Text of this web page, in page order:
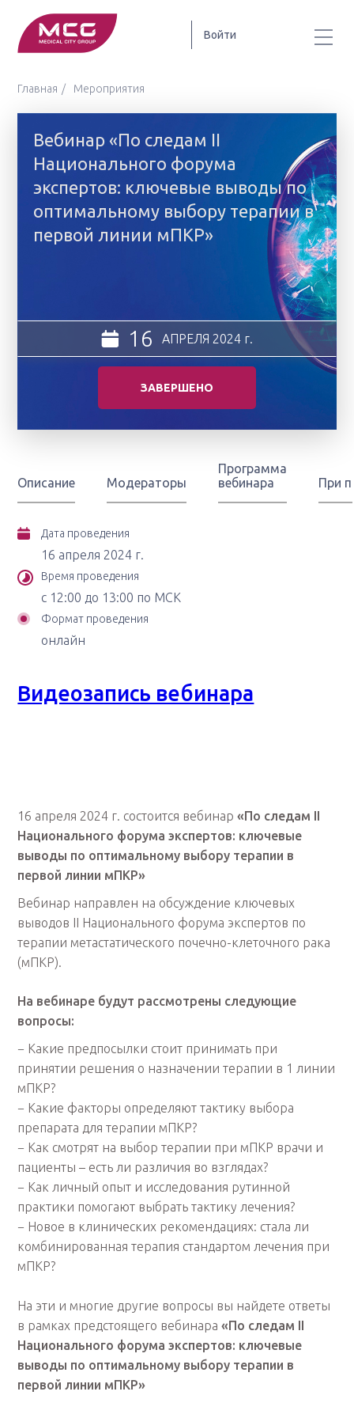
Войти
Главная Мероприятия
Вебинар «По следам II
Национального форума
экспертов: ключевые выводы по
оптимальному выбору терапии в
первой линии мПКР»
ЗАВЕРШЕНО
16 АПРЕЛЯ 2024 г.
Описание Модераторы
Программа
вебинара
При
Дата проведения
16 апреля 2024 г.
Время проведения
с 12:00 до 13:00 по МСК
Формат проведения
онлайн
Видеозапись вебинара
16 апреля 2024 г. состоится вебинар«По следам II
Национального форума экспертов: ключевые
выводы по оптимальному выбору терапии в
первой линии мПКР»
Вебинар направлен на обсуждение ключевых
выводов II Национального форума экспертов по
терапии метастатического почечно-клеточного рака
(мПКР).
На вебинаре будут рассмотрены следующие
вопросы:
− Какие предпосылки стоит принимать при
принятии решения о назначении терапии в 1 линии
мПКР?
− Какие факторы определяют тактику выбора
препарата для терапии мПКР?
− Как смотрят на выбор терапии при мПКР врачи и
пациенты – есть ли различия во взглядах?
− Как личный опыт и исследования рутинной
практики помогают выбрать тактику лечения?
− Новое в клинических рекомендациях: стала ли
комбинированная терапия стандартом лечения при
мПКР?
На эти и многие другие вопросы вы найдете ответы
в рамках предстоящего вебинара«По следам II
Национального форума экспертов: ключевые
выводы по оптимальному выбору терапии в
первой линии мПКР»